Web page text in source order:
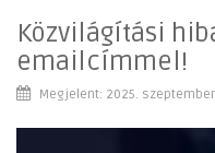
Közvilágítási
emailcímmel!
Megjelent: 2025.